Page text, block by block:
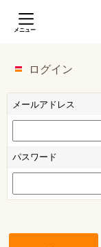
メニュー
ログイン
メールアドレス
パスワード